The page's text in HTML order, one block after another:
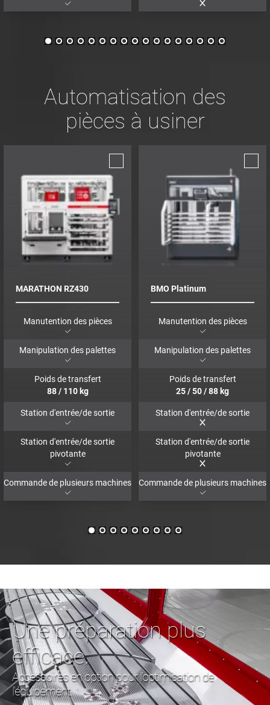
Automatisation des
pièces à usiner
MARATHON RZ430
Manutention des pièces
Manipulation des palettes
Poids de transfert
88 / 110 kg
Station d'entrée/de sortie
Station d'entrée/de sortie
pivotante
Commande de plusieurs machines
BMO Platinum
Manutention des pièces
Manipulation des palettes
Poids de transfert
25/50/88 kg
Station d'entrée/de sortie
Station d'entrée/de sortie
pivotante
Commande de plusieurs machines
Une préparation plus
efficace.
Accessoires en option pour l'optimisation de
l'équipement.